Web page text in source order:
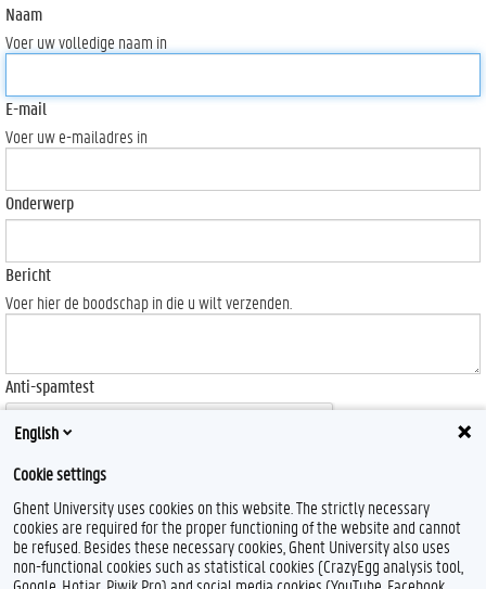
Naam
Voer uw volledige naam in
E-mail
Voer uw e-mailadres in
Onderwerp
Bericht
Voer hier de boodschap in die u wilt verzenden.
Anti-spamtest
Send
English
Cookie settings
Ghent University uses cookies on this website. The strictly necessary
cookies are required for the proper functioning of the website and cannot
be refused. Besides these necessary cookies, Ghent University also uses
non-functional cookies such as statistical cookies (CrazyEgg analysis tool,